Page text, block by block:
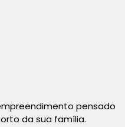
pensado
da sua família.